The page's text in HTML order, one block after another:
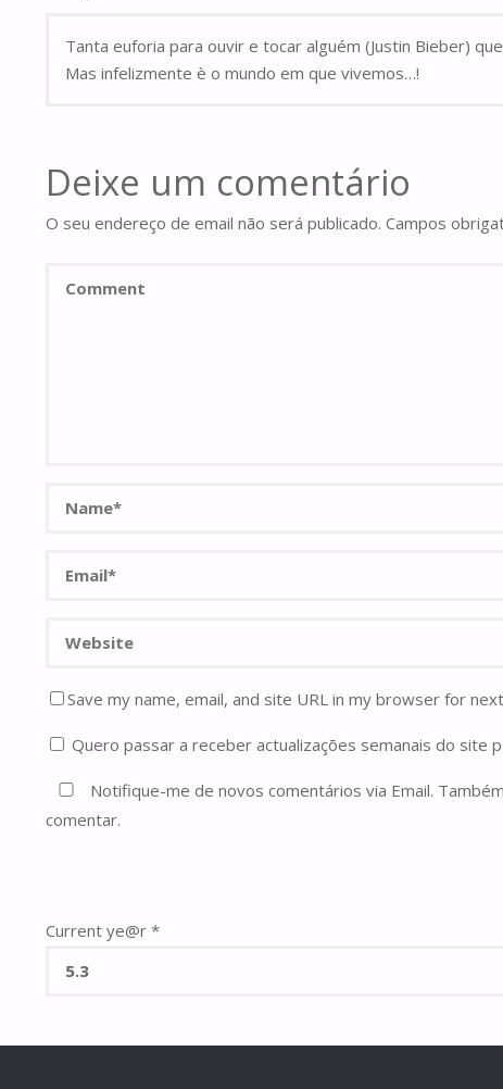
Tanta euforia para ouvir e tocar alguém (Justin Bieber)
Mas infelizmente è o mundo em que vivemos…!
Deixe um comentário
O seu endereço de email não será publicado. Campos
Save my name, email, and site URL in my browser for
Quero passar a receber actualizações semanais do site
Notifique-me de novos comentários via Email.
comentar.
Current ye@r *